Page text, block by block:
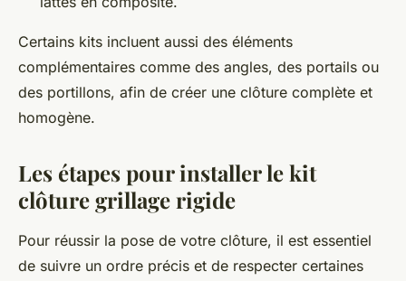
Certains kits incluent aussi des éléments
complémentaires comme des angles, des portails ou
des portillons, afin de créer une clôture complète et
homogène.
Les étapes pour installer le kit
clôture grillage rigide
Pour réussir la pose de votre clôture, il est essentiel
de suivre un ordre précis et de respecter certaines